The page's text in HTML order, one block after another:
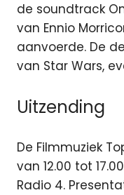
de soundtrack
van Ennio
aanvoerde. De
van Star Wars,
Uitzending
De Filmmuziek
van 12.00 tot
Radio 4.